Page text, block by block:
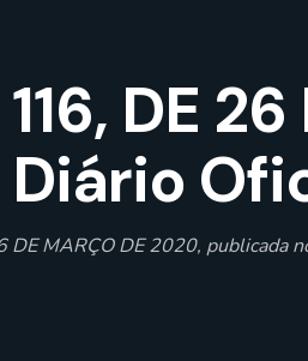
DE
DE MARÇO DE 2020, publicada